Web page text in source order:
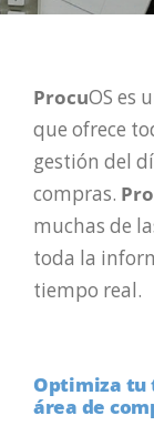
ProcuOS es
que ofrece
gestión del
compras.
muchas de
toda la
tiempo real.
Optimiza tu
área de